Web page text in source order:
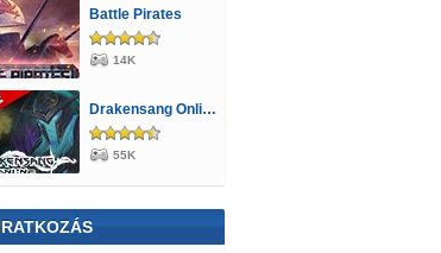
Battle Pirates
14K
Drakensang Online - A Halhatatlanok árnya
55K